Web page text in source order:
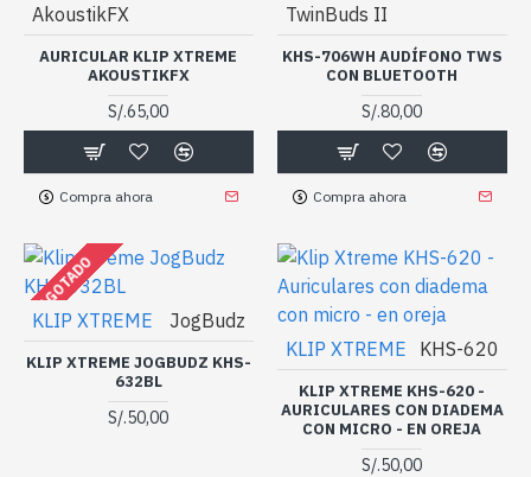
AkoustikFX
AURICULAR KLIP XTREME
AKOUSTIKFX
S/.65,00
Compra ahora
TwinBuds II
KHS-706WH AUDÍFONO TWS
CON BLUETOOTH
S/.80,00
Compra ahora
AGOTADO
KLIP XTREME JogBudz
KLIP XTREME JOGBUDZ KHS-
632BL
S/.50,00
KLIP XTREME KHS-620
KLIP XTREME KHS-620 -
AURICULARES CON DIADEMA
CON MICRO - EN OREJA
S/.50,00